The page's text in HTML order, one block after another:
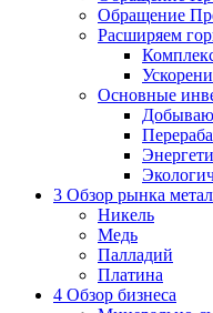
Обращение
Расширяем
Основные
3 Обзор рынка
Никель
Медь
Палладий
Платина
4 Обзор бизнеса